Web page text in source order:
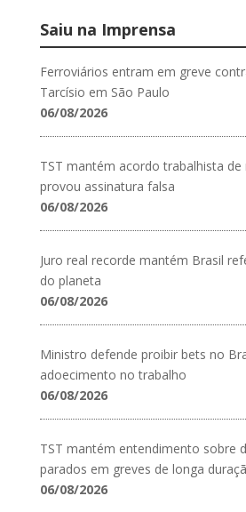
Saiu na Imprensa
Ferroviários entram em greve
Tarcísio em São Paulo
06/08/2026
TST mantém acordo trabalhista
provou assinatura falsa
06/08/2026
Juro real recorde mantém Brasil
do planeta
06/08/2026
Ministro defende proibir bets no
adoecimento no trabalho
06/08/2026
TST mantém entendimento sobre
parados em greves de longa
06/08/2026